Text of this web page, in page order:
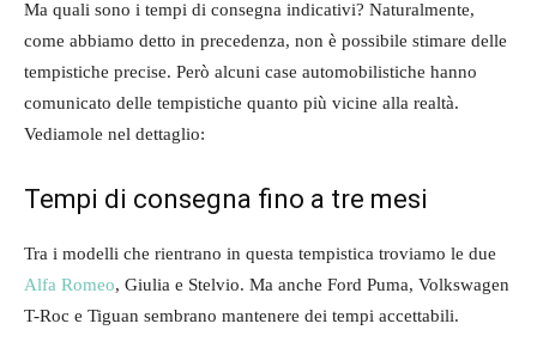
Ma quali sono i tempi di consegna indicativi? Naturalmente,
come abbiamo detto in precedenza, non è possibile stimare delle
tempistiche precise. Però alcuni case automobilistiche hanno
comunicato delle tempistiche quanto più vicine alla realtà.
Vediamole nel dettaglio:
Tempi di consegna fino a tre mesi
Tra i modelli che rientrano in questa tempistica troviamo le due
Alfa Romeo, Giulia e Stelvio. Ma anche Ford Puma, Volkswagen
T-Roc e Tiguan sembrano mantenere dei tempi accettabili.